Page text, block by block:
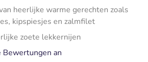
heerlijke warme gerechten zoals
kipspiesjes en zalmfilet
zoete lekkernijen
Bewertungen an